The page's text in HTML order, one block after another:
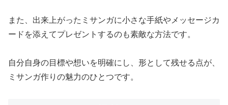
また、出来上がったミサンガに小さな手紙やメッセージカ
ードを添えてプレゼントするのも素敵な方法です。
自分自身の目標や想いを明確にし、形として残せる点が、
ミサンガ作りの魅力のひとつです。